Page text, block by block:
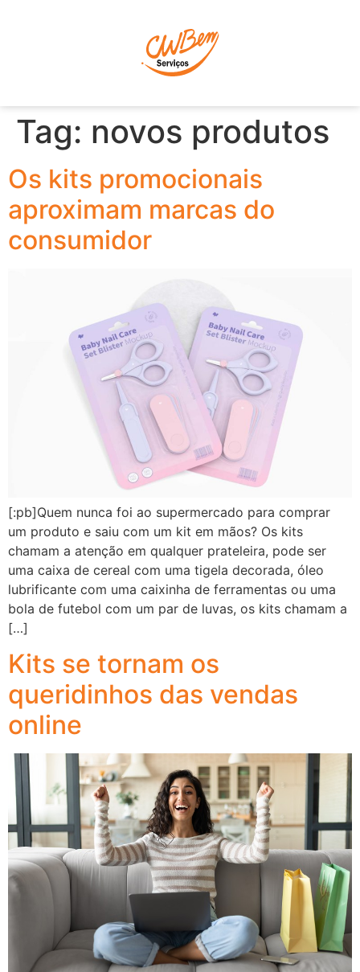
Tag: novos produtos
Os kits promocionais
aproximam marcas do
consumidor
[:pb]Quem nunca foi ao supermercado para comprar
um produto e saiu com um kit em mãos? Os kits
chamam a atenção em qualquer prateleira, pode ser
uma caixa de cereal com uma tigela decorada, óleo
lubrificante com uma caixinha de ferramentas ou uma
bola de futebol com um par de luvas, os kits chamam a
[…]
Kits se tornam os
queridinhos das vendas
online